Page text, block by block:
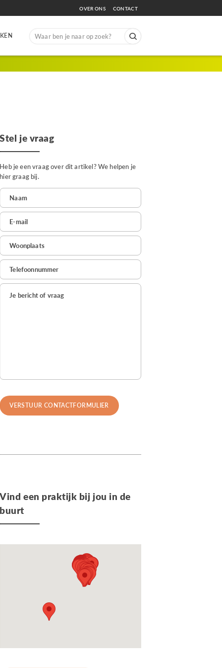
OVER ONS CONTACT
Search
Stel je vraag
Heb je een vraag over dit artikel? We helpen je
hier graag bij.
Vind een praktijk bij jou in de
buurt